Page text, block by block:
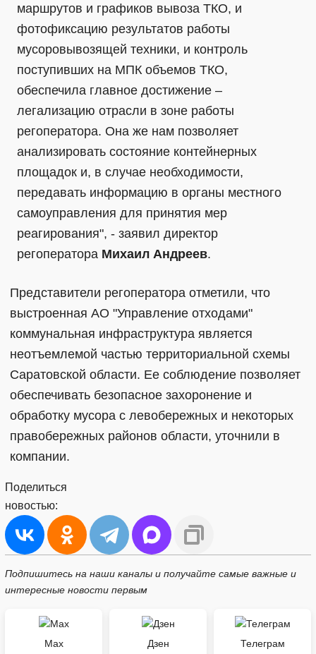
маршрутов и графиков вывоза ТКО, и
фотофиксацию результатов работы
мусоровывозящей техники, и контроль
поступивших на МПК объемов ТКО,
обеспечила главное достижение –
легализацию отрасли в зоне работы
регоператора. Она же нам позволяет
анализировать состояние контейнерных
площадок и, в случае необходимости,
передавать информацию в органы местного
самоуправления для принятия мер
реагирования", - заявил директор
регоператора Михаил Андреев.
Представители регоператора отметили, что
выстроенная АО "Управление отходами"
коммунальная инфраструктура является
неотъемлемой частью территориальной схемы
Саратовской области. Ее соблюдение позволяет
обеспечивать безопасное захоронение и
обработку мусора с левобережных и некоторых
правобережных районов области, уточнили в
компании.
Поделиться
новостью:
Подпишитесь на наши каналы и получайте самые важные и
интересные новости первым
Max Дзен Телеграм